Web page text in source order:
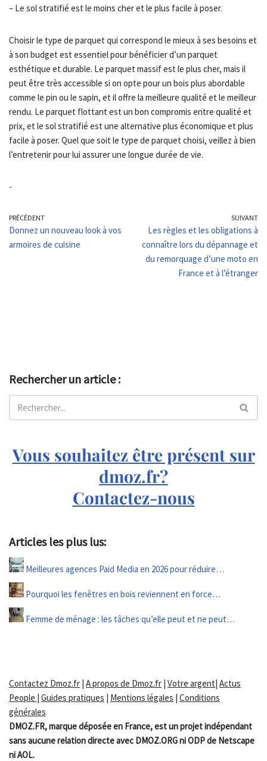
– Le sol stratifié est le moins cher et le plus facile à poser.
Choisir le type de parquet qui correspond le mieux à ses besoins et
à son budget est essentiel pour bénéficier d’un parquet
esthétique et durable. Le parquet massif est le plus cher, mais il
peut être très accessible si on opte pour un bois plus abordable
comme le pin ou le sapin, et il offre la meilleure qualité et le meilleur
rendu. Le parquet flottant est un bon compromis entre qualité et
prix, et le sol stratifié est une alternative plus économique et plus
facile à poser. Quel que soit le type de parquet choisi, veillez à bien
l’entretenir pour lui assurer une longue durée de vie.
-
PRÉCÉDENT
Donnez un nouveau look à vos
armoires de cuisine
SUIVANT
Les règles et les obligations à
connaître lors du dépannage et
du remorquage d’une moto en
France et à l’étranger
Rechercher un article :
Vous souhaitez être présent sur
dmoz.fr?
Contactez-nous
Articles les plus lus:
Meilleures agences Paid Media en 2026 pour réduire…
Pourquoi les fenêtres en bois reviennent en force…
Femme de ménage : les tâches qu’elle peut et ne peut…
Contactez Dmoz.fr | A propos de Dmoz.fr | Votre argent| Actus
People | Guides pratiques | Mentions légales | Conditions
générales
DMOZ.FR, marque déposée en France, est un projet indépendant
sans aucune relation directe avec DMOZ.ORG ni ODP de Netscape
ni AOL.